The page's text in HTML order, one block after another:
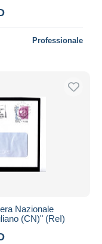
Professionale
Nazionale
(CN)" (ReI)